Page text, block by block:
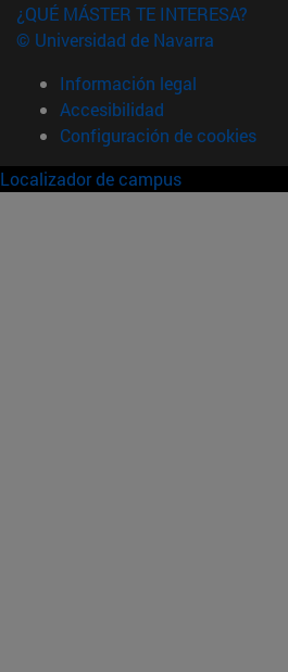
¿QUÉ MÁSTER TE INTERESA?
© Universidad de Navarra
Información legal
Accesibilidad
Configuración de cookies
Localizador de campus